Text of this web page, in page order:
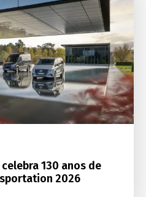
130 anos de
2026